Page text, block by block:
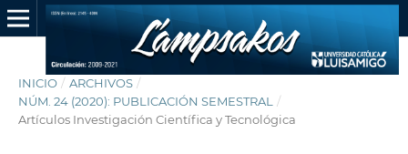
INICIO / ARCHIVOS /
NÚM. 24 (2020): PUBLICACIÓN SEMESTRAL
/
Artículos Investigación Científica y Tecnológica